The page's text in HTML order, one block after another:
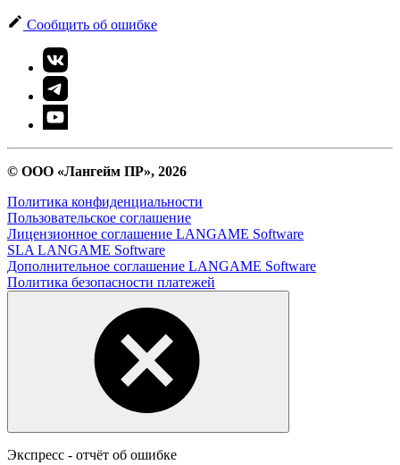
Сообщить об ошибке
© ООО «Лангейм ПР», 2026
Политика конфиденциальности
Пользовательское соглашение
Лицензионное соглашение LANGAME Software
SLA LANGAME Software
Дополнительное соглашение LANGAME Software
Политика безопасности платежей
Экспресс - отчёт об ошибке